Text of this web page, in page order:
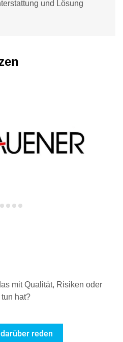
und Lösung
mit Qualität, Risiken oder
hat?
reden